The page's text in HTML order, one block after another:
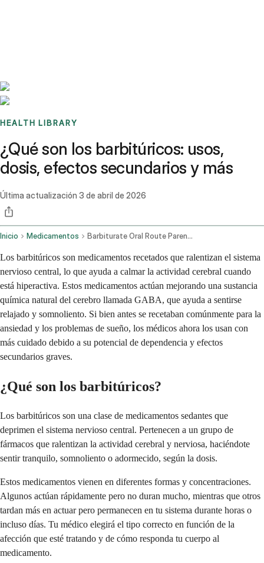
HEALTH LIBRARY
¿Qué son los barbitúricos: usos,
dosis, efectos secundarios y más
Última actualización 3 de abril de 2026
Inicio Medicamentos Barbiturate Oral Route Parenteral Route Rectal Route
Los barbitúricos son medicamentos recetados que ralentizan el sistema
nervioso central, lo que ayuda a calmar la actividad cerebral cuando
está hiperactiva. Estos medicamentos actúan mejorando una sustancia
química natural del cerebro llamada GABA, que ayuda a sentirse
relajado y somnoliento. Si bien antes se recetaban comúnmente para la
ansiedad y los problemas de sueño, los médicos ahora los usan con
más cuidado debido a su potencial de dependencia y efectos
secundarios graves.
¿Qué son los barbitúricos?
Los barbitúricos son una clase de medicamentos sedantes que
deprimen el sistema nervioso central. Pertenecen a un grupo de
fármacos que ralentizan la actividad cerebral y nerviosa, haciéndote
sentir tranquilo, somnoliento o adormecido, según la dosis.
Estos medicamentos vienen en diferentes formas y concentraciones.
Algunos actúan rápidamente pero no duran mucho, mientras que otros
tardan más en actuar pero permanecen en tu sistema durante horas o
incluso días. Tu médico elegirá el tipo correcto en función de la
afección que esté tratando y de cómo responda tu cuerpo al
medicamento.